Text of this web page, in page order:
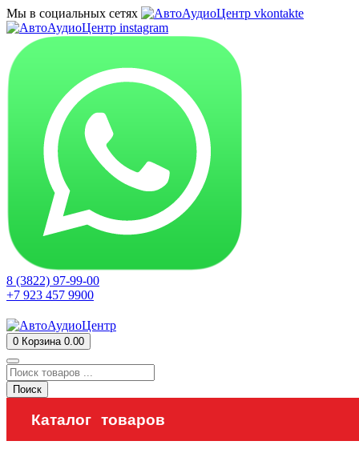
Мы в социальных сетях
8 (3822) 97-99-00
+7 923 457 9900
0 Корзина 0.00
Поиск
Каталог товаров